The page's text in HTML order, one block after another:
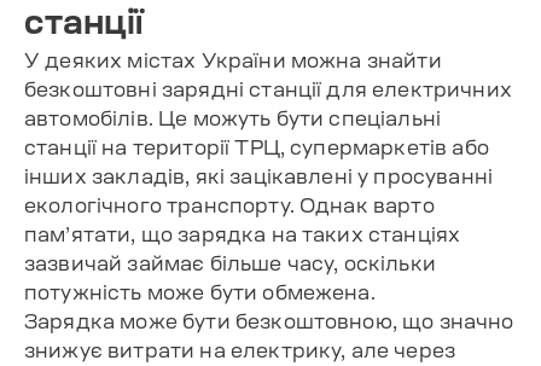
станції
У деяких містах України можна знайти
безкоштовні зарядні станції для електричних
автомобілів. Це можуть бути спеціальні
станції на території ТРЦ, супермаркетів або
інших закладів, які зацікавлені у просуванні
екологічного транспорту. Однак варто
пам’ятати, що зарядка на таких станціях
зазвичай займає більше часу, оскільки
потужність може бути обмежена.
Зарядка може бути безкоштовною, що значно
знижує витрати на електрику, але через